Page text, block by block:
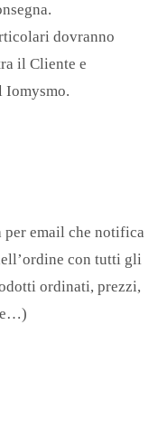
dovranno
il Cliente e
Iomysmo.
email che notifica
con tutti gli
ordinati, prezzi,